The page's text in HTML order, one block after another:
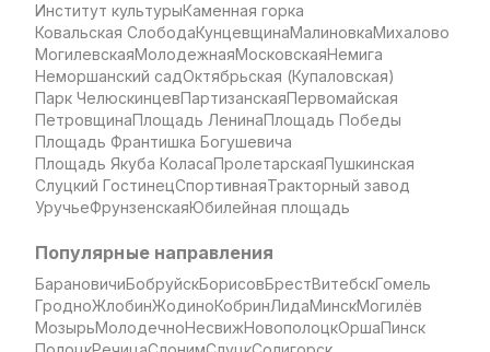
Институт культурыКаменная горка
Ковальская СлободаКунцевщинаМалиновкаМихалово
МогилевскаяМолодежнаяМосковскаяНемига
Неморшанский садОктябрьская (Купаловская)
Парк ЧелюскинцевПартизанскаяПервомайская
ПетровщинаПлощадь ЛенинаПлощадь Победы
Площадь Франтишка Богушевича
Площадь Якуба КоласаПролетарскаяПушкинская
Слуцкий ГостинецСпортивнаяТракторный завод
УручьеФрунзенскаяЮбилейная площадь
Популярные направления
БарановичиБобруйскБорисовБрестВитебскГомель
ГродноЖлобинЖодиноКобринЛидаМинскМогилёв
МозырьМолодечноНесвижНовополоцкОршаПинск